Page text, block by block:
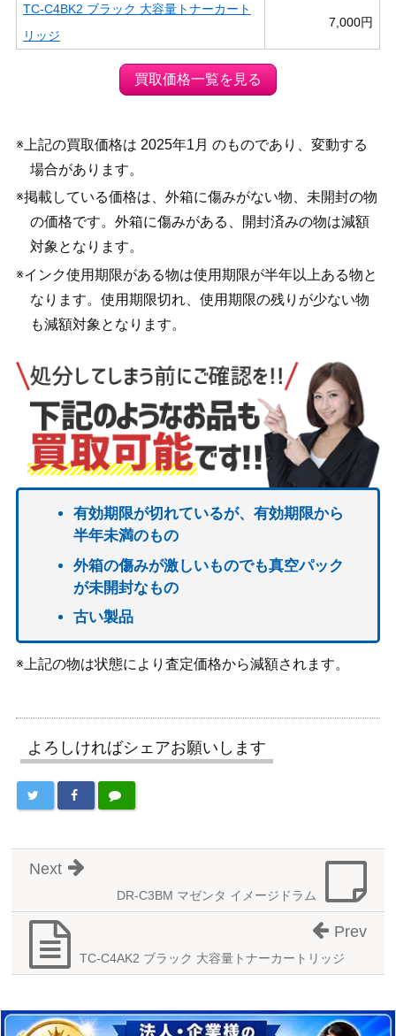
TC-C4BK2 ブラック 大容量トナーカート
リッジ
7,000円
買取価格一覧を見る
※上記の買取価格は 2025年1月 のものであり、変動する
場合があります。
※掲載している価格は、外箱に傷みがない物、未開封の物
の価格です。外箱に傷みがある、開封済みの物は減額
対象となります。
※インク使用期限がある物は使用期限が半年以上ある物と
なります。使用期限切れ、使用期限の残りが少ない物
も減額対象となります。
有効期限が切れているが、有効期限から
半年未満のもの
外箱の傷みが激しいものでも真空パック
が未開封なもの
古い製品
※上記の物は状態により査定価格から減額されます。
よろしければシェアお願いします
DR-C3BM マゼンタ イメージドラム
Next
TC-C4AK2 ブラック 大容量トナーカートリッジ
Prev